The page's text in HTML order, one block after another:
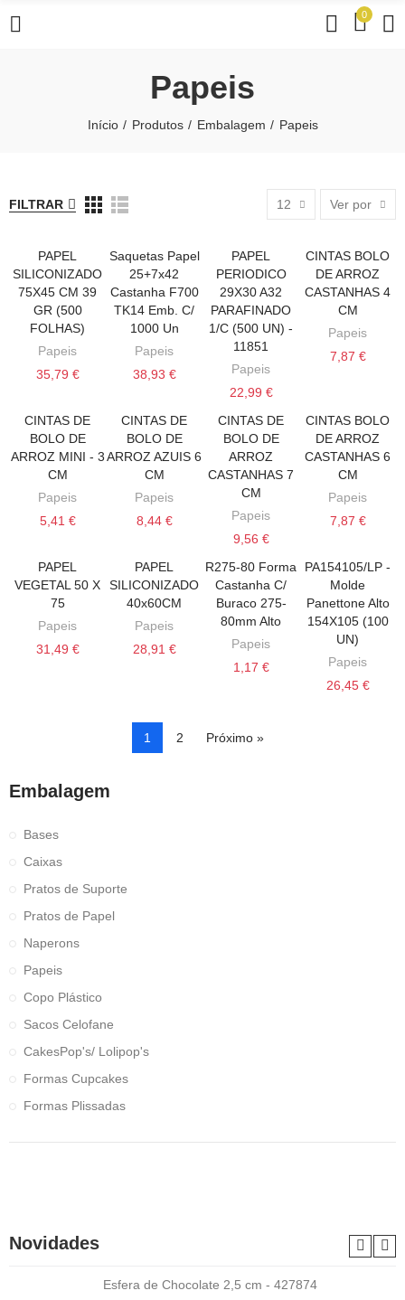
0
Papeis
Início Produtos Embalagem Papeis
FILTRAR 12 Ver por
ADICIONAR AO CARRINHO
PAPEL
SILICONIZADO
75X45 CM 39
GR (500
FOLHAS)
Papeis
35,79 €
VER MAIS
Saquetas Papel
25+7x42
Castanha F700
TK14 Emb. C/
1000 Un
Papeis
38,93 €
VER MAIS
PAPEL
PERIODICO
29X30 A32
PARAFINADO
1/C (500 UN) -
11851
Papeis
22,99 €
ADICIONAR AO
CINTAS BOLO
DE ARROZ
CASTANHAS 4
CM
Papeis
7,87 €
ADICIONAR AO CARRINHO
CINTAS DE
BOLO DE
ARROZ MINI - 3
CM
Papeis
5,41 €
ADICIONAR AO CARRINHO
CINTAS DE
BOLO DE
ARROZ AZUIS 6
CM
Papeis
8,44 €
ADICIONAR AO CARRINHO
CINTAS DE
BOLO DE
ARROZ
CASTANHAS 7
CM
Papeis
9,56 €
ADICIONAR AO
CINTAS BOLO
DE ARROZ
CASTANHAS 6
CM
Papeis
7,87 €
ADICIONAR AO CARRINHO
PAPEL
VEGETAL 50 X
75
Papeis
31,49 €
ADICIONAR AO CARRINHO
PAPEL
SILICONIZADO
40x60CM
Papeis
28,91 €
ADICIONAR AO CARRINHO
R275-80 Forma
Castanha C/
Buraco 275-
80mm Alto
Papeis
1,17 €
ADICIONAR AO
PA154105/LP -
Molde
Panettone Alto
154X105 (100
UN)
Papeis
26,45 €
1 2 Próximo »
Embalagem
Bases
Caixas
Pratos de Suporte
Pratos de Papel
Naperons
Papeis
Copo Plástico
Sacos Celofane
CakesPop's/ Lolipop's
Formas Cupcakes
Formas Plissadas
Novidades
Esfera de Chocolate 2,5 cm - 427874